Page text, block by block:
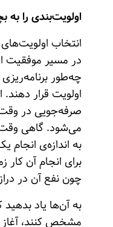
اولویت‌بندی را به
انتخاب
در مسیر موفقیت
چه‌طور
اولویت قرار
صرفه‌جویی در وقت
می‌شود. گاهی
به اندازه‌ی
برای انجام آن کار
چون نفع آن در
به آن‌ها یاد
مشخص کنند، آغاز و